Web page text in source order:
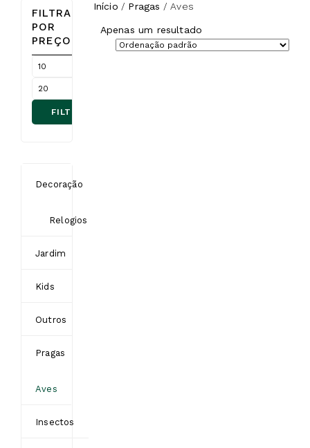
FILTRAR
POR
PREÇO
FILTRAR
Decoração
Relogios
Jardim
Kids
Outros
Pragas
Aves
Insectos
Início / Pragas /Aves
Apenas um resultado